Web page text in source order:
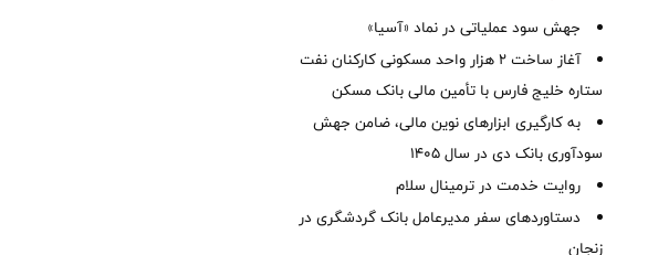
جهش سود عملیاتی در نماد «آسیا»
آغاز ساخت ۲ هزار واحد مسکونی کارکنان نفت
ستاره خلیج فارس با تأمین مالی بانک مسکن
به کارگیری ابزارهای نوین مالی، ضامن جهش
سودآوری بانک دی در سال 1405
روایت خدمت در ترمینال سلام
دستاوردهای سفر مدیرعامل بانک گردشگری در
زنجان